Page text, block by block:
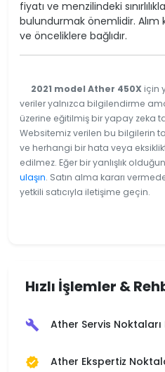
fiyatı ve menzilindeki
bulundurmak önemlidir. Alım
ve önceliklere bağlıdır.
2021 model Ather 450X için
veriler yalnızca bilgilendirme
üzerine eğitilmiş bir yapay zeka
Websitemiz verilen bu bilgilerin
ve herhangi bir hata veya
edilmez. Eğer bir yanlışlık
ulaşın. Satın alma kararı
yetkili satıcıyla iletişime geçin.
Hızlı İşlemler &
build Ather Servis Noktaları
verified Ather Ekspertiz